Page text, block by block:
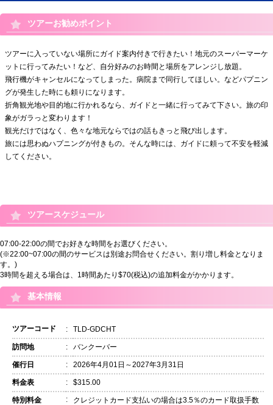
ツアーお勧めポイント
ツアーに入っていない場所にガイド案内付きで行きたい！地元のスーパーマーケ
ットに行ってみたい！など、自分好みのお時間と場所をアレンジし放題。
飛行機がキャンセルになってしまった。病院まで同行してほしい。などパプニン
グが発生した時にも頼りになります。
折角観光地や目的地に行かれるなら、ガイドと一緒に行ってみて下さい。旅の印
象がガラっと変わります！
観光だけではなく、色々な地元ならではの話もきっと飛び出します。
旅には思わぬハプニングが付きもの。そんな時には、ガイドに頼って不安を軽減
してください。
ツアースケジュール
07:00-22:00の間でお好きな時間をお選びください。
(※22:00~07:00の間のサービスは別途お問合せください。割り増し料金となりま
す。)
3時間を超える場合は、1時間あたり$70(税込)の追加料金がかかります。
基本情報
ツアーコード : TLD-GDCHT
訪問地 : バンクーバー
催行日 : 2026年4月01日～2027年3月31日
料金表 : $315.00
特別料金 :
クレジットカード支払いの場合は3.5％のカード取扱手数